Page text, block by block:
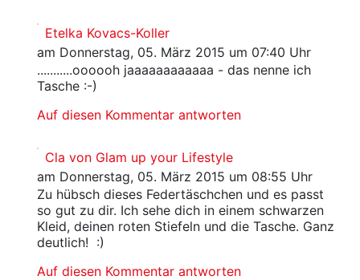
Etelka Kovacs-Koller
am Donnerstag, 05. März 2015 um 07:40 Uhr
...........oooooh jaaaaaaaaaaaa - das nenne ich
Tasche :-)
Auf diesen Kommentar antworten
Cla von Glam up your Lifestyle
am Donnerstag, 05. März 2015 um 08:55 Uhr
Zu hübsch dieses Federtäschchen und es passt
so gut zu dir. Ich sehe dich in einem schwarzen
Kleid, deinen roten Stiefeln und die Tasche. Ganz
deutlich! :)
Auf diesen Kommentar antworten